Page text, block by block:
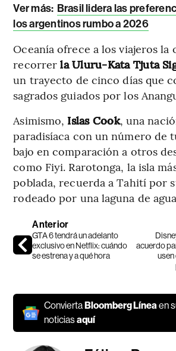
Ver más: Brasil lidera las
los argentinos rumbo a 2026
Oceanía ofrece a los viajeros
recorrer la Uluru-Kata Tjuta
un trayecto de cinco días que
sagrados guiados por los
Asimismo, Islas Cook, una
paradisíaca con un número de
bajo en comparación a otros
como Fiyi. Rarotonga, la isla
poblada, recuerda a Tahití por
rodeado por una laguna de
Anterior
GTA 6 tendrá un adelanto
exclusivo en Netflix: cuándo
se estrena y a qué hora
acuerdo
usen
Convierta Bloomberg Líneaen
noticiasaquí